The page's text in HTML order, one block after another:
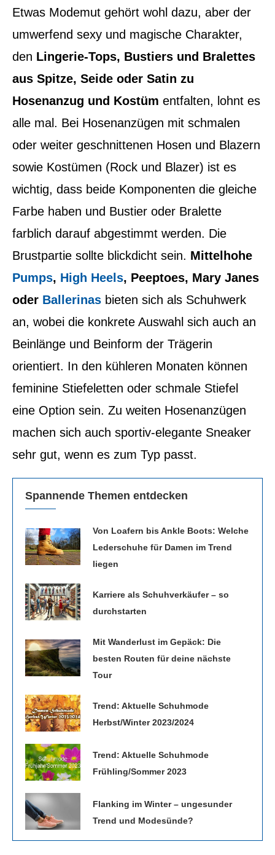
Etwas Modemut gehört wohl dazu, aber der
umwerfend sexy und magische Charakter,
den Lingerie-Tops, Bustiers und Bralettes
aus Spitze, Seide oder Satin zu
Hosenanzug und Kostüm entfalten, lohnt es
alle mal. Bei Hosenanzügen mit schmalen
oder weiter geschnittenen Hosen und Blazern
sowie Kostümen (Rock und Blazer) ist es
wichtig, dass beide Komponenten die gleiche
Farbe haben und Bustier oder Bralette
farblich darauf abgestimmt werden. Die
Brustpartie sollte blickdicht sein. Mittelhohe
Pumps, High Heels, Peeptoes, Mary Janes
oder Ballerinas bieten sich als Schuhwerk
an, wobei die konkrete Auswahl sich auch an
Beinlänge und Beinform der Trägerin
orientiert. In den kühleren Monaten können
feminine Stiefeletten oder schmale Stiefel
eine Option sein. Zu weiten Hosenanzügen
machen sich auch sportiv-elegante Sneaker
sehr gut, wenn es zum Typ passt.
Spannende Themen entdecken
Von Loafern bis Ankle Boots: Welche
Lederschuhe für Damen im Trend
liegen
Karriere als Schuhverkäufer – so
durchstarten
Mit Wanderlust im Gepäck: Die
besten Routen für deine nächste
Tour
Trend: Aktuelle Schuhmode
Herbst/Winter 2023/2024
Trend: Aktuelle Schuhmode
Frühling/Sommer 2023
Flanking im Winter – ungesunder
Trend und Modesünde?